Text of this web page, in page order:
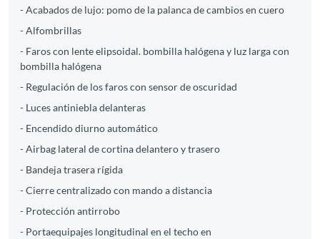
- Acabados de lujo: pomo de la palanca de cambios en cuero
- Alfombrillas
- Faros con lente elipsoidal. bombilla halógena y luz larga con
bombilla halógena
- Regulación de los faros con sensor de oscuridad
- Luces antiniebla delanteras
- Encendido diurno automático
- Airbag lateral de cortina delantero y trasero
- Bandeja trasera rígida
- Cierre centralizado con mando a distancia
- Protección antirrobo
- Portaequipajes longitudinal en el techo en